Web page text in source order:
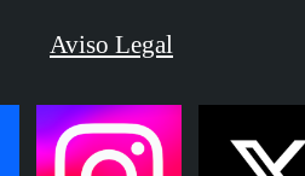
Aviso Legal